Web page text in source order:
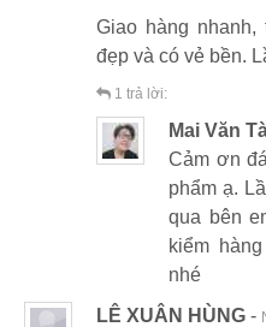
Giao hàng
đẹp và có vẻ bền.
1 trả lời:
Mai Văn
Cảm ơn
phẩm ạ.
qua bên
kiểm
nhé
LÊ XUÂN HÙNG -